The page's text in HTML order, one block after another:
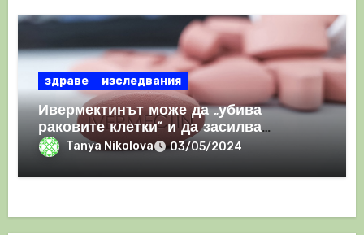
здраве изследвания
Ивермектинът може да „убива
раковите клетки“ и да засилва
имунния отговор
Tanya Nikolova 03/05/2024